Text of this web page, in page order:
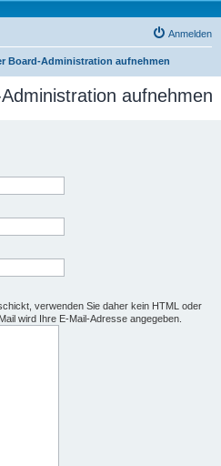
Anmelden
Board-Administration aufnehmen
aufnehmen
verwenden Sie daher kein HTML oder
wird Ihre E-Mail-Adresse angegeben.